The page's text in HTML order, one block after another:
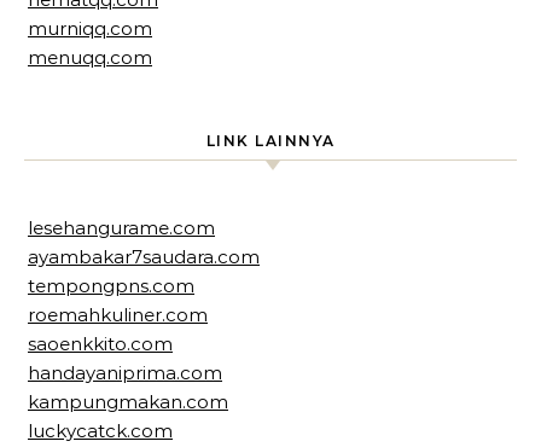
murniqq.com
menuqq.com
LINK LAINNYA
lesehangurame.com
ayambakar7saudara.com
tempongpns.com
roemahkuliner.com
saoenkkito.com
handayaniprima.com
kampungmakan.com
luckycatck.com